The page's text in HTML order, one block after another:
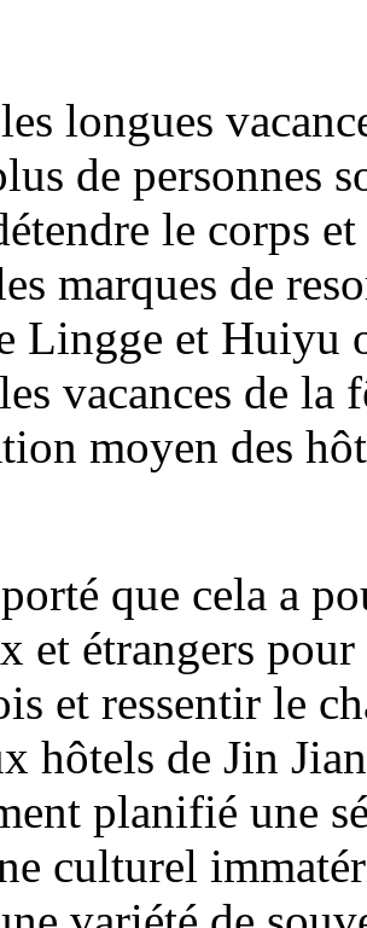
longues
de personnes
le corps
marques de
Lingge et Huiyu
vacances de la
moyen des
que cela a
et étrangers
et ressentir le
hôtels de Jin
planifié une
culturel